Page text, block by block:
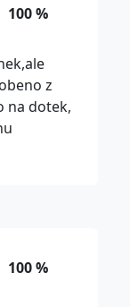
100 %
z
na dotek,
100 %